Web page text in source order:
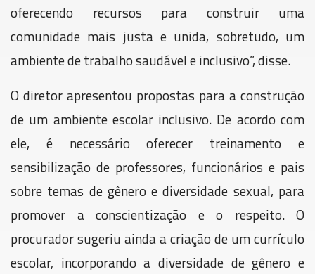
oferecendo recursos para construir uma
comunidade mais justa e unida, sobretudo, um
ambiente de trabalho saudável e inclusivo”, disse.
O diretor apresentou propostas para a construção
de um ambiente escolar inclusivo. De acordo com
ele, é necessário oferecer treinamento e
sensibilização de professores, funcionários e pais
sobre temas de gênero e diversidade sexual, para
promover a conscientização e o respeito. O
procurador sugeriu ainda a criação de um currículo
escolar, incorporando a diversidade de gênero e